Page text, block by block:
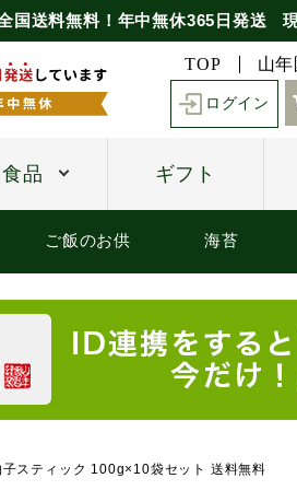
国送料無料！年中無休365日発送
TOP 山
ログイン
食品 ギフト
ご飯のお供 海苔
子スティック 100g×10袋セット 送料無料